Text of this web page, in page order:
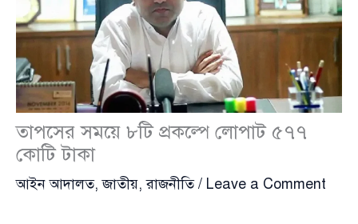
তাপসের সময়ে ৮টি প্রকল্পে লোপাট ৫৭৭
কোটি টাকা
আইন আদালত,জাতীয়,রাজনীতি/ Leave a Comment